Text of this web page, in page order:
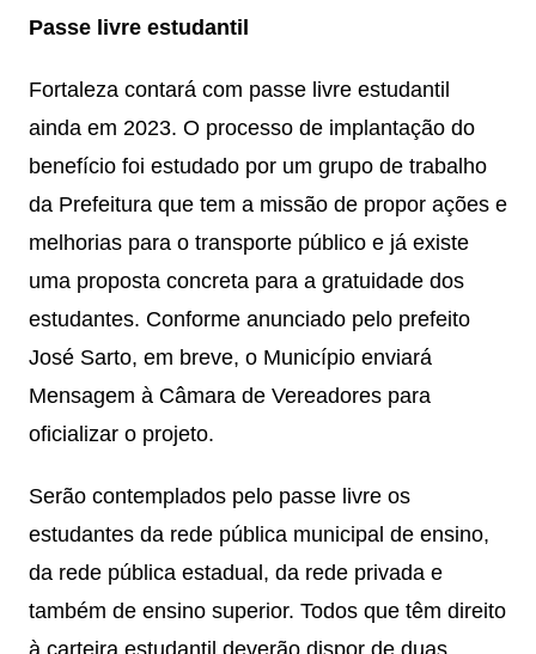
Passe livre estudantil
Fortaleza contará com passe livre estudantil
ainda em 2023. O processo de implantação do
benefício foi estudado por um grupo de trabalho
da Prefeitura que tem a missão de propor ações e
melhorias para o transporte público e já existe
uma proposta concreta para a gratuidade dos
estudantes. Conforme anunciado pelo prefeito
José Sarto, em breve, o Município enviará
Mensagem à Câmara de Vereadores para
oficializar o projeto.
Serão contemplados pelo passe livre os
estudantes da rede pública municipal de ensino,
da rede pública estadual, da rede privada e
também de ensino superior. Todos que têm direito